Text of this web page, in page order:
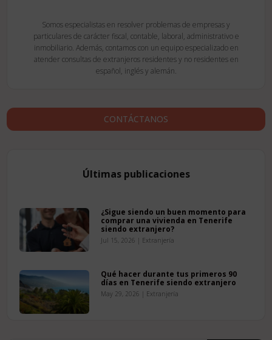
Somos especialistas en resolver problemas de empresas y
particulares de carácter fiscal, contable, laboral, administrativo e
inmobiliario. Además, contamos con un equipo especializado en
atender consultas de extranjeros residentes y no residentes en
español, inglés y alemán.
CONTÁCTANOS
Últimas publicaciones
¿Sigue siendo un buen momento para
comprar una vivienda en Tenerife
siendo extranjero?
Jul 15, 2026 | Extranjería
Qué hacer durante tus primeros 90
días en Tenerife siendo extranjero
May 29, 2026 | Extranjería